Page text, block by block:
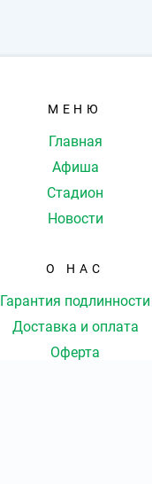
МЕНЮ
Главная
Афиша
Стадион
Новости
О НАС
Гарантия подлинности
Доставка и оплата
Оферта